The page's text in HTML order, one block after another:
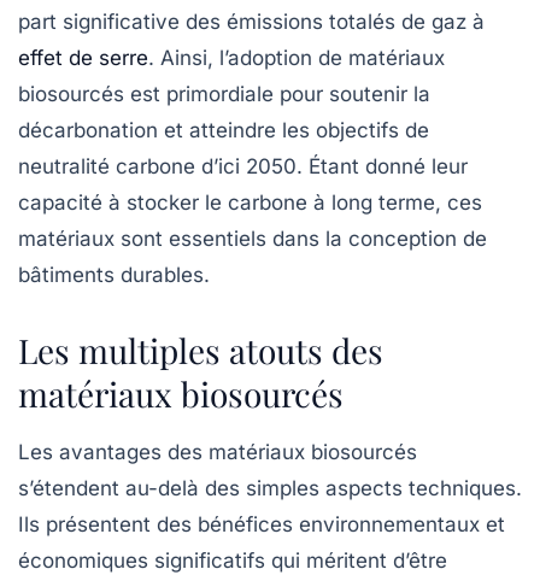
part significative des émissions totalés de gaz à
effet de serre. Ainsi, l’adoption de matériaux
biosourcés est primordiale pour soutenir la
décarbonation et atteindre les objectifs de
neutralité carbone d’ici 2050. Étant donné leur
capacité à stocker le carbone à long terme, ces
matériaux sont essentiels dans la conception de
bâtiments durables.
Les multiples atouts des
matériaux biosourcés
Les avantages des matériaux biosourcés
s’étendent au-delà des simples aspects techniques.
Ils présentent des bénéfices environnementaux et
économiques significatifs qui méritent d’être